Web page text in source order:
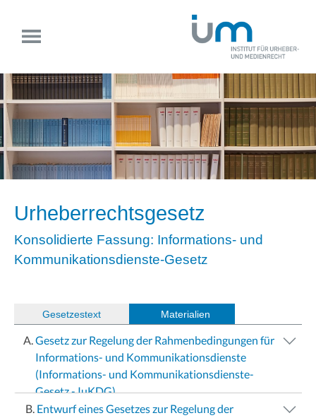
Urheberrechtsgesetz
Konsolidierte Fassung: Informations- und
Kommunikationsdienste-Gesetz
Materialien
(Gesetzestext
Gesetz zur Regelung der Rahmenbedingungen für
Informations- und Kommunikationsdienste
(Informations- und Kommunikationsdienste-
Gesetz - IuKDG)
Entwurf eines Gesetzes zur Regelung der